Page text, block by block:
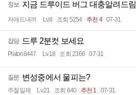
정보 지금 드루이드 버그 대충알려드림
저애드내꺼 Lv.8 조회 5254 추천 4 07-31
잡담 드루 2분컷 보세요
Platon8447 Lv.18 조회 2366 07-31
질문 변성중에서 물피는?
주칠일제 Lv.21 조회 640 추천 1 07-31